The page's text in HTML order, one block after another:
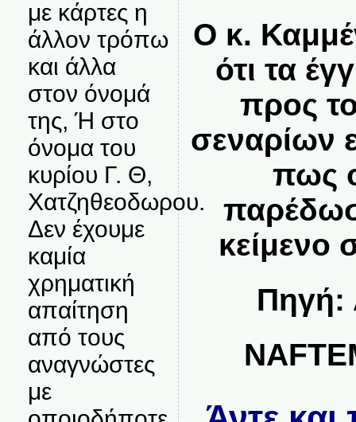
με κάρτες η
άλλον τρόπω
και άλλα
στον όνομά
της, Ή στο
όνομα του
κυρίου Γ. Θ,
Χατζηθεοδωρου.
Δεν έχουμε
καμία
χρηματική
απαίτηση
από τους
αναγνώστες
με
Ο κ.
ότι τα
προς
σεναρίων
πως
κείμενο